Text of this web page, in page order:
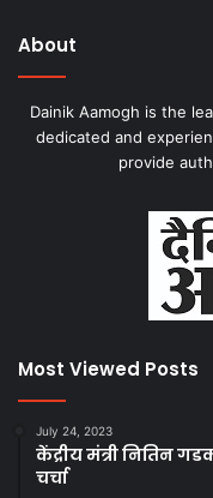
About
Dainik Aamogh is the
dedicated and
provide
Most Viewed Posts
July 24, 2023
केंद्रीय मंत्री नितिन
चर्चा